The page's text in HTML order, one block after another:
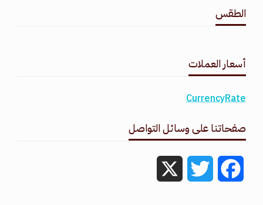
الطقس
أسعار العملات
CurrencyRate
صفحاتنا على وسائل التواصل
Facebook
Twitter